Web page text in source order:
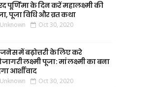
पूर्णिमा के दिन करें महालक्ष्मी की
पूजा विधि और व्रत कथा
Unknown Oct 30, 2020
में बढ़ोत्तरी के लिए करे
लक्ष्मी पूजा: मां लक्ष्मी का बना
आर्शीवाद
Unknown Oct 30, 2020